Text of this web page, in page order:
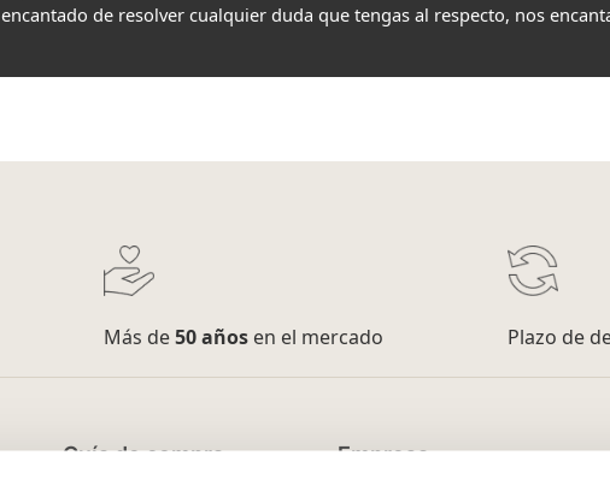
encantado de resolver cualquier duda que tengas al respecto, nos
Más de50 añosen el mercado Plazo de
Guía de compra Empresa